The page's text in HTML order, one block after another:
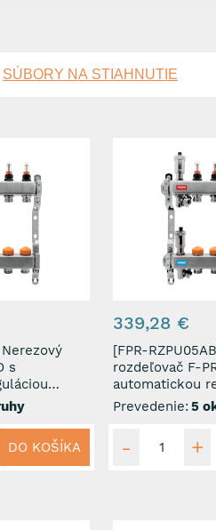
SÚBORY NA STIAHNUTIE
s
DO KOŠÍKA
339,28 €
[FPR-RZPU05AB]
rozdeľovač F-
automatickou
prietoku 5
Prevedenie: 5